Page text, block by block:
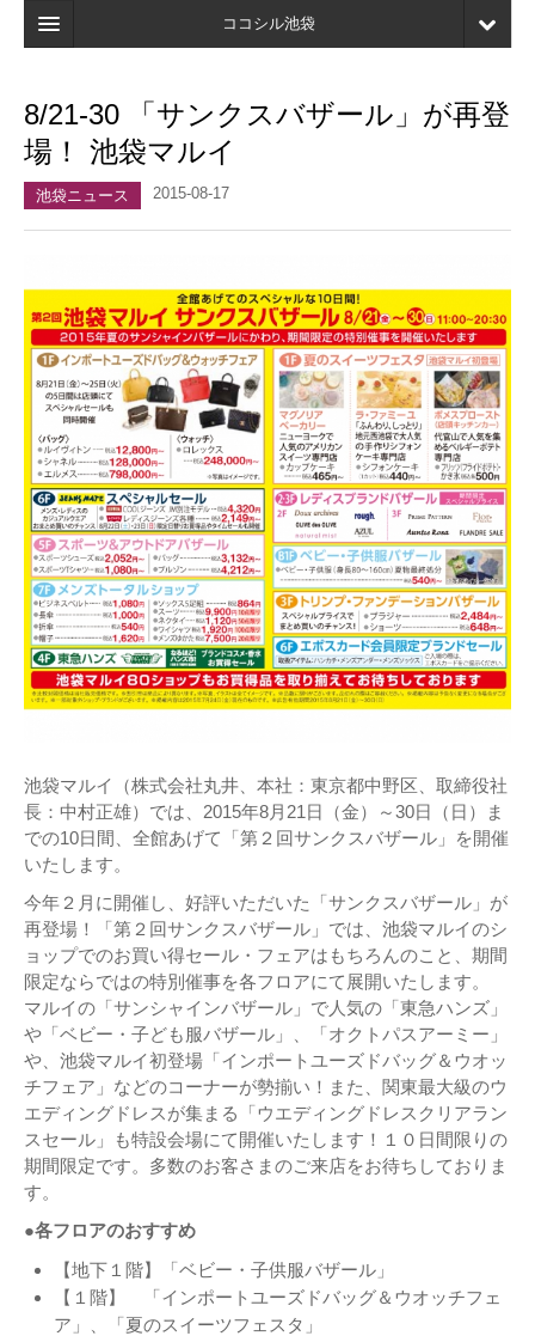
ココシル池袋
検索
店舗・施設最新情報
ブックマーク
8/21-30 「サンクスバザール」が再登
場！ 池袋マルイ
池袋ニュース 2015-08-17
池袋マルイ（株式会社丸井、本社：東京都中野区、取締役社
長：中村正雄）では、2015年8月21日（金）～30日（日）ま
での10日間、全館あげて「第２回サンクスバザール」を開催
いたします。
今年２月に開催し、好評いただいた「サンクスバザール」が
再登場！「第２回サンクスバザール」では、池袋マルイのシ
ョップでのお買い得セール・フェアはもちろんのこと、期間
限定ならではの特別催事を各フロアにて展開いたします。
マルイの「サンシャインバザール」で人気の「東急ハンズ」
や「ベビー・子ども服バザール」、「オクトパスアーミー」
や、池袋マルイ初登場「インポートユーズドバッグ＆ウオッ
チフェア」などのコーナーが勢揃い！また、関東最大級のウ
エディングドレスが集まる「ウエディングドレスクリアラン
スセール」も特設会場にて開催いたします！１０日間限りの
期間限定です。多数のお客さまのご来店をお待ちしておりま
す。
●各フロアのおすすめ
【地下１階】「ベビー・子供服バザール」
【１階】 「インポートユーズドバッグ＆ウオッチフェ
ア」、「夏のスイーツフェスタ」